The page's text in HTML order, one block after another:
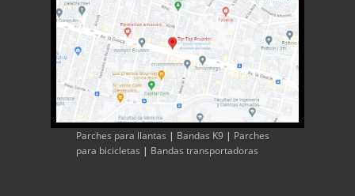
Parches para llantas | Bandas K9 | Parches
para bicicletas | Bandas transportadoras